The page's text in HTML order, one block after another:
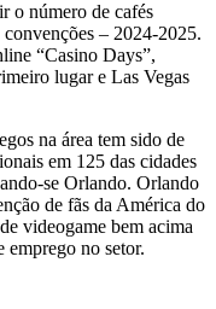
o número de cafés
– 2024-2025.
“Casino Days”,
lugar e Las Vegas
na área tem sido de
em 125 das cidades
se Orlando. Orlando
de fãs da América do
videogame bem acima
emprego no setor.